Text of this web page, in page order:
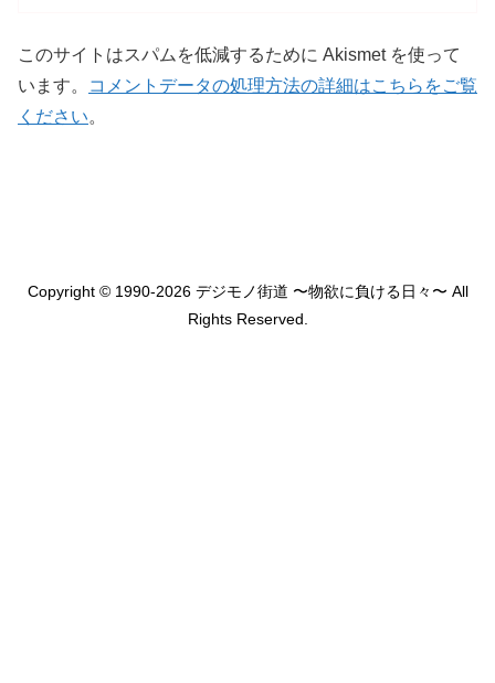
このサイトはスパムを低減するために Akismet を使って
います。
コメントデータの処理方法の詳細はこちらをご覧
ください。
Copyright © 1990-2026 デジモノ街道 〜物欲に負ける日々〜 All
Rights Reserved.